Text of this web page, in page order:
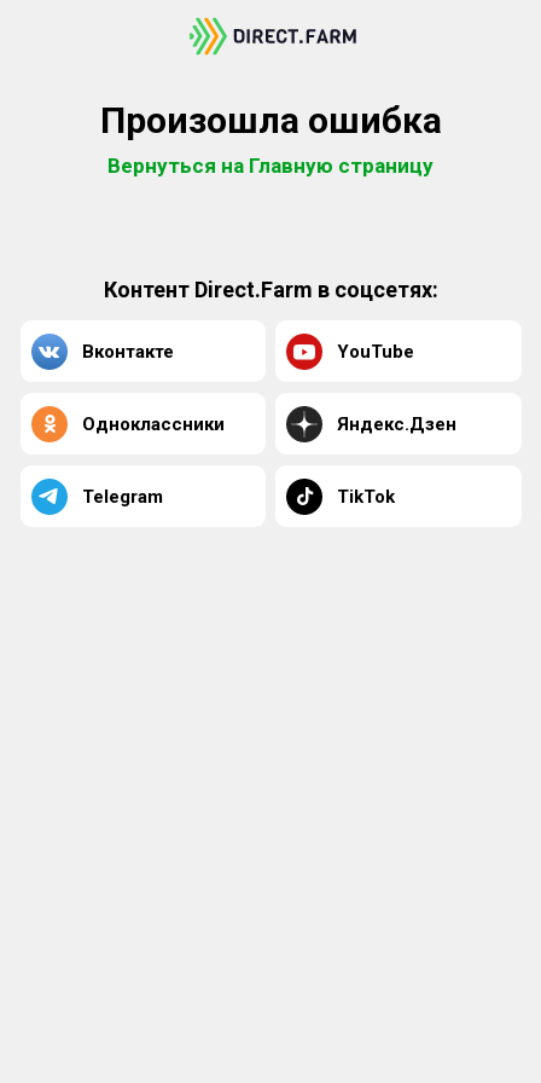
Произошла ошибка
Вернуться на Главную страницу
Контент Direct.Farm в соцсетях:
Вконтакте YouTube
Одноклассники Яндекс.Дзен
Telegram TikTok